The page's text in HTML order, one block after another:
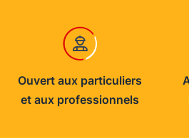
Ouvert aux particuliers
et aux professionnels